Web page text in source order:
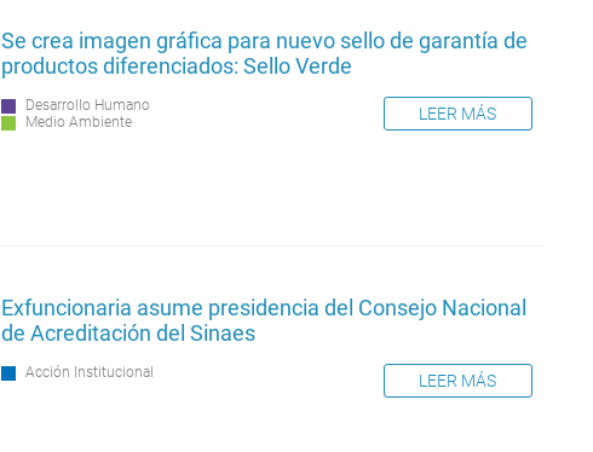
Se crea imagen gráfica para nuevo sello de garantía de
productos diferenciados: Sello Verde
Desarrollo Humano
Medio Ambiente
LEER MÁS
Exfuncionaria asume presidencia del Consejo Nacional
de Acreditación del Sinaes
Acción Institucional LEER MÁS